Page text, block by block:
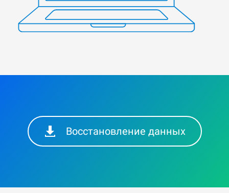
Восстановление данных